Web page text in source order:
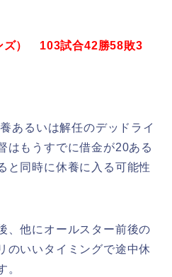
ズ） 103試合42勝58敗3
あるいは解任のデッドライ
はもうすでに借金が20ある
と同時に休養に入る可能性
、他にオールスター前後の
のいいタイミングで途中休
。